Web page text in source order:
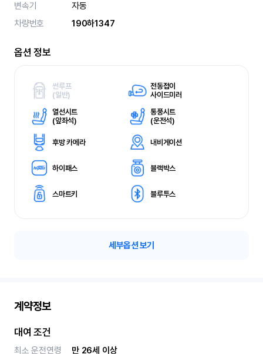
변속기
자동
차량번호
190하1347
옵션 정보
썬루프
(일반)
전동접이
사이드미러
열선시트
(앞좌석)
통풍시트
(운전석)
후방 카메라 내비게이션
하이패스 블랙박스
스마트키 블루투스
세부옵션 보기
계약정보
대여 조건
최소 운전연령
만 26세 이상